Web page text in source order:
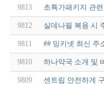
9813 초특가패키지 관
9812 실데나필 복용 시
9811 ## 밍키넷 최신 주
9810 하나약국 소개 및
9809 센트립 안전하게